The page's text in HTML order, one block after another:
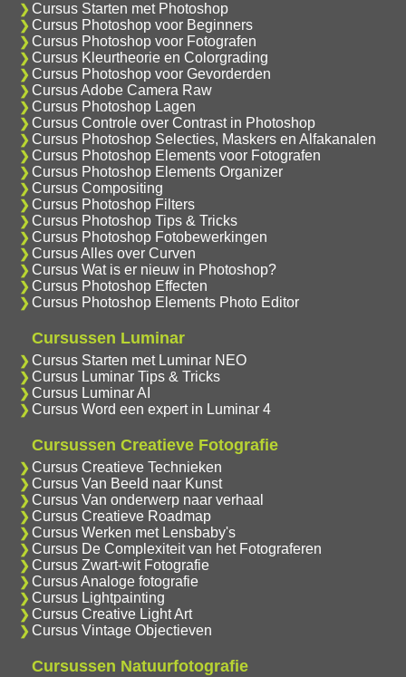
Cursus Starten met Photoshop
Cursus Photoshop voor Beginners
Cursus Photoshop voor Fotografen
Cursus Kleurtheorie en Colorgrading
Cursus Photoshop voor Gevorderden
Cursus Adobe Camera Raw
Cursus Photoshop Lagen
Cursus Controle over Contrast in Photoshop
Cursus Photoshop Selecties, Maskers en Alfakanalen
Cursus Photoshop Elements voor Fotografen
Cursus Photoshop Elements Organizer
Cursus Compositing
Cursus Photoshop Filters
Cursus Photoshop Tips & Tricks
Cursus Photoshop Fotobewerkingen
Cursus Alles over Curven
Cursus Wat is er nieuw in Photoshop?
Cursus Photoshop Effecten
Cursus Photoshop Elements Photo Editor
Cursussen Luminar
Cursus Starten met Luminar NEO
Cursus Luminar Tips & Tricks
Cursus Luminar AI
Cursus Word een expert in Luminar 4
Cursussen Creatieve Fotografie
Cursus Creatieve Technieken
Cursus Van Beeld naar Kunst
Cursus Van onderwerp naar verhaal
Cursus Creatieve Roadmap
Cursus Werken met Lensbaby's
Cursus De Complexiteit van het Fotograferen
Cursus Zwart-wit Fotografie
Cursus Analoge fotografie
Cursus Lightpainting
Cursus Creative Light Art
Cursus Vintage Objectieven
Cursussen Natuurfotografie